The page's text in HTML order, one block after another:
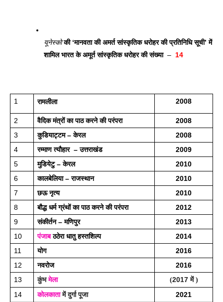
यूनेस्को की ‘मानवता की अमर्त सांस्कृतिक धरोहर की प्रतिनिधि सूची’ में
शामिल भारत के अमूर्त सांस्कृतिक धरोहर की संख्या – 14
1 रामलीला 2008
2 वैदिक मंत्रों का पाठ करने की परंपरा
2008
3
कुडियाट्टम – केरल
2008
4
रम्माण त्यौहार  – उत्तराखंड
2009
5
मुडियेटु – केरल
2010
6
कालबेलिया – राजस्थान
2010
7
छऊ नृत्य
2010
8
बौद्ध धर्म ग्रंथों का पाठ करने की परंपरा
2012
9
संकीर्तन – मणिपुर
2013
10
पंजाब ठठेरा धातु हस्तशिल्प
2014
11
योग
2016
12
नवरोज
2016
13
कुंभ मेला (2017 में )
14 कोलकाता में दुर्गा पूजा 2021